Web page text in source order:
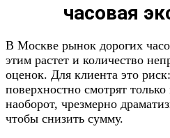
часовая
В Москве рынок дорогих
этим растет и количество
оценок. Для клиента это
поверхностно смотрят
наоборот, чрезмерно
чтобы снизить сумму.